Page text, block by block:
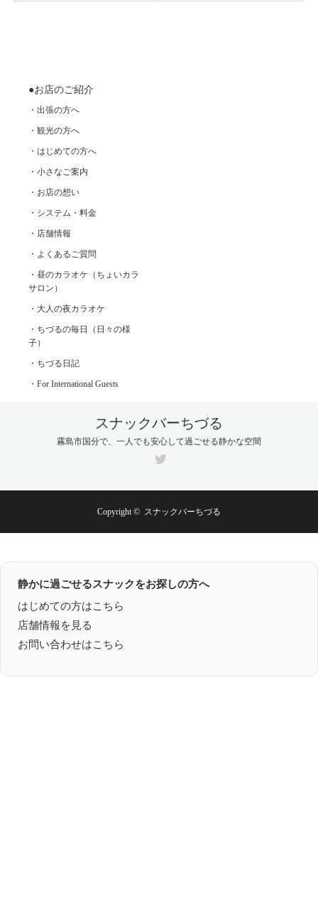
●お店のご紹介
・出張の方へ
・観光の方へ
・はじめての方へ
・小さなご案内
・お店の想い
・システム・料金
・店舗情報
・よくあるご質問
・昼のカラオケ（ちょいカラ
サロン）
・大人の夜カラオケ
・ちづるの毎日（日々の様
子）
・ちづる日記
・For International Guests
スナックバーちづる
霧島市国分で、一人でも安心して過ごせる静かな空間
Copyright © スナックバーちづる
静かに過ごせるスナックをお探しの方へ
はじめての方はこちら
店舗情報を見る
お問い合わせはこちら